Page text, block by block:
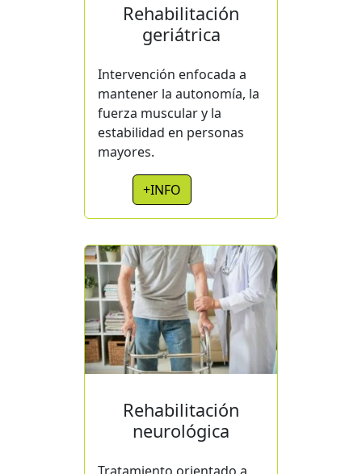
Rehabilitación
geriátrica
Intervención enfocada a
mantener la autonomía, la
fuerza muscular y la
estabilidad en personas
mayores.
+INFO
Rehabilitación
neurológica